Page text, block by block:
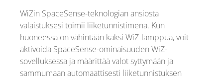
WiZin SpaceSense-teknologian ansiosta
valaistuksesi toimii liiketunnistimena. Kun
huoneessa on vähintään kaksi WiZ-lamppua, voit
aktivoida SpaceSense-ominaisuuden WiZ-
sovelluksessa ja määrittää valot syttymään ja
sammumaan automaattisesti liiketunnistuksen